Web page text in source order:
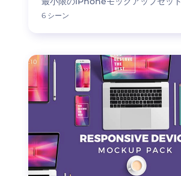
6 シーン